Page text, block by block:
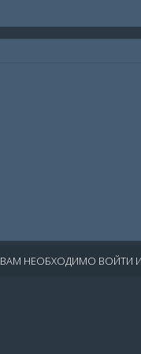
ВАМ НЕОБХОДИМО ВОЙТИ